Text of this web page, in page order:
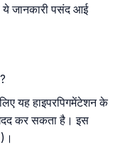
जानकारी पसंद आई
यह हाइपरपिगमेंटेशन के
मदद कर सकता है। इस
)।